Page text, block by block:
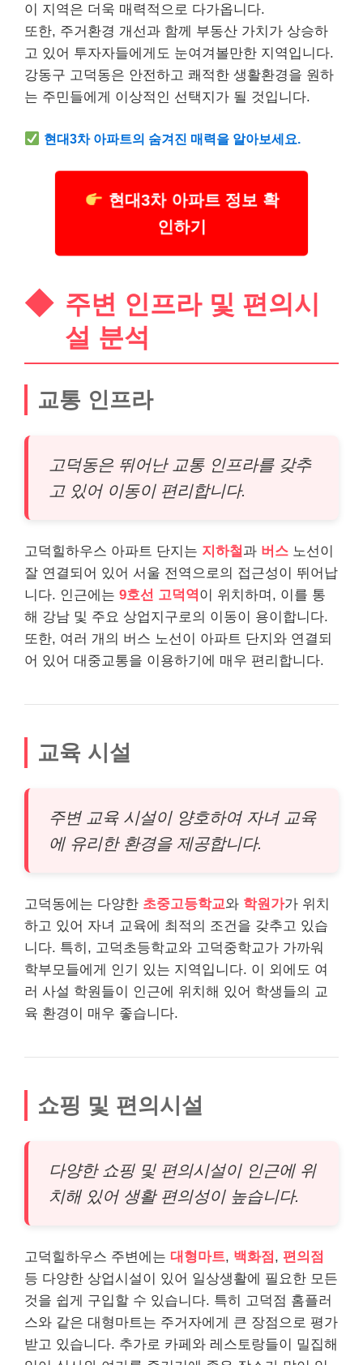
이 지역은 더욱 매력적으로 다가옵니다.
또한, 주거환경 개선과 함께 부동산 가치가 상승하
고 있어 투자자들에게도 눈여겨볼만한 지역입니다.
강동구 고덕동은 안전하고 쾌적한 생활환경을 원하
는 주민들에게 이상적인 선택지가 될 것입니다.
현대3차 아파트의 숨겨진 매력을 알아보세요.
현대3차 아파트 정보 확
인하기
주변 인프라 및 편의시
설 분석
교통 인프라
고덕동은 뛰어난 교통 인프라를 갖추
고 있어 이동이 편리합니다.
고덕힐하우스 아파트 단지는 지하철 과 버스 노선이
잘 연결되어 있어 서울 전역으로의 접근성이 뛰어납
니다. 인근에는 9호선 고덕역 이 위치하며, 이를 통
해 강남 및 주요 상업지구로의 이동이 용이합니다.
또한, 여러 개의 버스 노선이 아파트 단지와 연결되
어 있어 대중교통을 이용하기에 매우 편리합니다.
교육 시설
주변 교육 시설이 양호하여 자녀 교육
에 유리한 환경을 제공합니다.
고덕동에는 다양한 초중고등학교와 학원가가 위치
하고 있어 자녀 교육에 최적의 조건을 갖추고 있습
니다. 특히, 고덕초등학교와 고덕중학교가 가까워
학부모들에게 인기 있는 지역입니다. 이 외에도 여
러 사설 학원들이 인근에 위치해 있어 학생들의 교
육 환경이 매우 좋습니다.
쇼핑 및 편의시설
다양한 쇼핑 및 편의시설이 인근에 위
치해 있어 생활 편의성이 높습니다.
고덕힐하우스 주변에는 대형마트, 백화점 , 편의점
등 다양한 상업시설이 있어 일상생활에 필요한 모든
것을 쉽게 구입할 수 있습니다. 특히 고덕점 홈플러
스와 같은 대형마트는 주거자에게 큰 장점으로 평가
받고 있습니다. 추가로 카페와 레스토랑들이 밀집해